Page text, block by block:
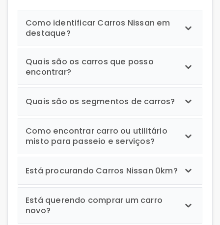
Como identificar Carros Nissan em
destaque?
Quais são os carros que posso
encontrar?
Quais são os segmentos de carros?
Como encontrar carro ou utilitário
misto para passeio e serviços?
Está procurando Carros Nissan 0km?
Está querendo comprar um carro
novo?